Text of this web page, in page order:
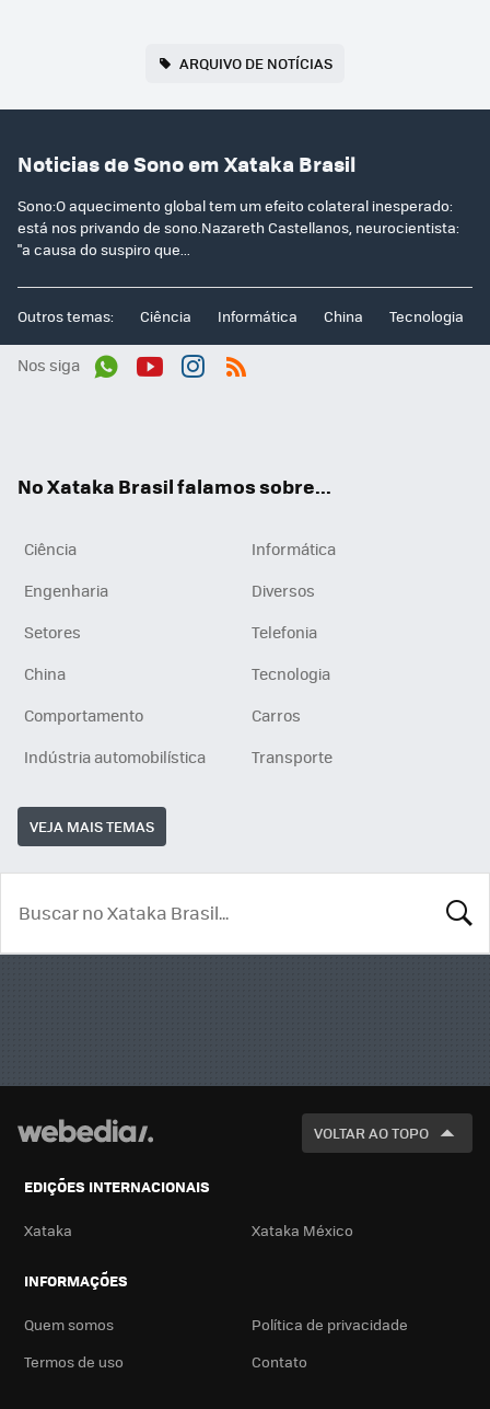
ARQUIVO DE NOTÍCIAS
Noticias de Sono em Xataka Brasil
Sono:O aquecimento global tem um efeito colateral inesperado:
está nos privando de sono.Nazareth Castellanos, neurocientista:
"a causa do suspiro que...
Outros temas: Ciência Informática China Tecnologia
Nos siga
No Xataka Brasil falamos sobre...
Ciência
Informática
Engenharia
Diversos
Setores
Telefonia
China
Tecnologia
Comportamento
Carros
Indústria automobilística
Transporte
VEJA MAIS TEMAS
VOLTAR AO TOPO
EDIÇÕES INTERNACIONAIS
Xataka Xataka México
INFORMAÇÕES
Quem somos
Política de privacidade
Termos de uso
Contato